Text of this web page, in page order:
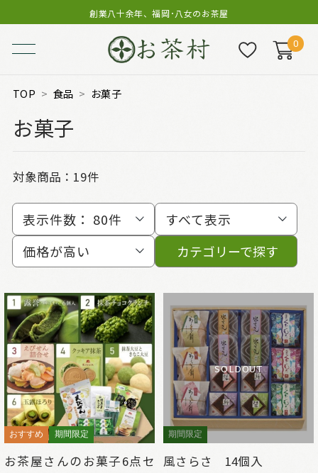
創業八十余年、福岡･八女のお茶屋
0
TOP 食品 お菓子
お菓子
対象商品： 19件
表示件数： 80件
すべて表示
価格が高い
カテゴリーで探す
おすすめ 期間限定
お茶屋さんのお菓子6点セ
SOLDOUT
期間限定
風さらさ 14個入